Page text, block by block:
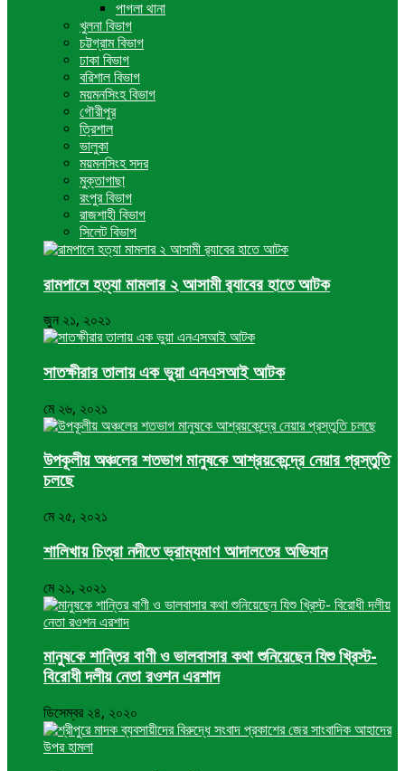
পাগলা থানা
খুলনা বিভাগ
চট্টগ্রাম বিভাগ
ঢাকা বিভাগ
বরিশাল বিভাগ
ময়মনসিংহ বিভাগ
গৌরীপুর
ত্রিশাল
ভালুকা
ময়মনসিংহ সদর
মুক্তাগাছা
রংপুর বিভাগ
রাজশাহী বিভাগ
সিলেট বিভাগ
রামপালে হত্যা মামলার ২ আসামী র‍্যাবের হাতে আটক
জুন ২১, ২০২১
সাতক্ষীরার তালায় এক ভুয়া এনএসআই আটক
মে ২৬, ২০২১
উপকূলীয় অঞ্চলের শতভাগ মানুষকে আশ্রয়কেন্দ্রে নেয়ার প্রস্তুতি
চলছে
মে ২৫, ২০২১
শালিখায় চিত্রা নদীতে ভ্রাম্যমাণ আদালতের অভিযান
মে ২১, ২০২১
মানুষকে শান্তির বাণী ও ভালবাসার কথা শুনিয়েছেন যিশু খ্রিস্ট-
বিরোধী দলীয় নেতা রওশন এরশাদ
ডিসেম্বর ২৪, ২০২০